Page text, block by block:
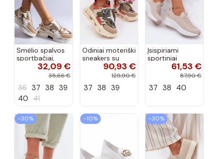
Smėlio spalvos
sportbačiai,
dekoruoti Valdez
cirkonio virvele
32,09 €
35,66 €
36 37 38 39
40 41
Odiniai moteriški
sneakers su
platforma D&A
CR61-3133
90,93 €
129,90 €
37 38 39
Įsispiriami
sportiniai
bateliai Kobbo
102425 smėlio
61,53 €
87,90 €
37 38 40
−30% −10% −30%